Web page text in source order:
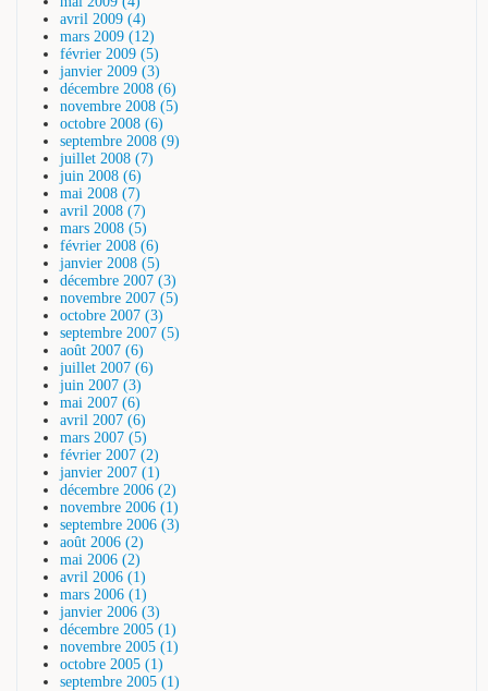
avril 2009 (4)
mars 2009 (12)
février 2009 (5)
janvier 2009 (3)
décembre 2008 (6)
novembre 2008 (5)
octobre 2008 (6)
septembre 2008 (9)
juillet 2008 (7)
juin 2008 (6)
mai 2008 (7)
avril 2008 (7)
mars 2008 (5)
février 2008 (6)
janvier 2008 (5)
décembre 2007 (3)
novembre 2007 (5)
octobre 2007 (3)
septembre 2007 (5)
août 2007 (6)
juillet 2007 (6)
juin 2007 (3)
mai 2007 (6)
avril 2007 (6)
mars 2007 (5)
février 2007 (2)
janvier 2007 (1)
décembre 2006 (2)
novembre 2006 (1)
septembre 2006 (3)
août 2006 (2)
mai 2006 (2)
avril 2006 (1)
mars 2006 (1)
janvier 2006 (3)
décembre 2005 (1)
novembre 2005 (1)
octobre 2005 (1)
septembre 2005 (1)